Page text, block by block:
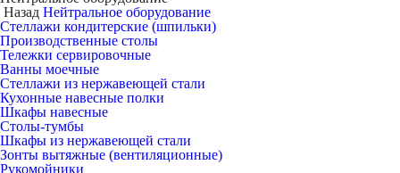
Назад Нейтральное оборудование
Стеллажи кондитерские (шпильки)
Производственные столы
Тележки сервировочные
Ванны моечные
Стеллажи из нержавеющей стали
Кухонные навесные полки
Шкафы навесные
Столы-тумбы
Шкафы из нержавеющей стали
Зонты вытяжные (вентиляционные)
Рукомойники